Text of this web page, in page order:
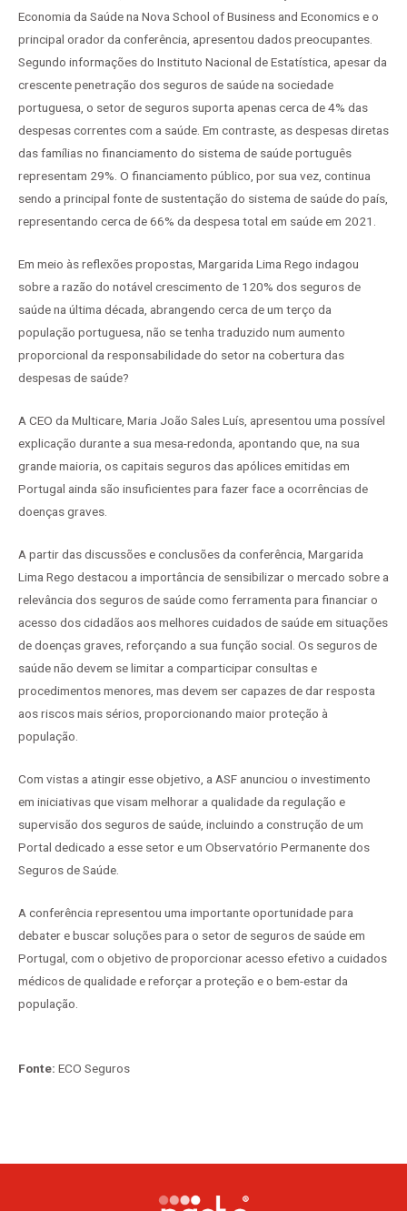
Economia da Saúde na Nova School of Business and Economics e o
principal orador da conferência, apresentou dados preocupantes.
Segundo informações do Instituto Nacional de Estatística, apesar da
crescente penetração dos seguros de saúde na sociedade
portuguesa, o setor de seguros suporta apenas cerca de 4% das
despesas correntes com a saúde. Em contraste, as despesas diretas
das famílias no financiamento do sistema de saúde português
representam 29%. O financiamento público, por sua vez, continua
sendo a principal fonte de sustentação do sistema de saúde do país,
representando cerca de 66% da despesa total em saúde em 2021.
Em meio às reflexões propostas, Margarida Lima Rego indagou
sobre a razão do notável crescimento de 120% dos seguros de
saúde na última década, abrangendo cerca de um terço da
população portuguesa, não se tenha traduzido num aumento
proporcional da responsabilidade do setor na cobertura das
despesas de saúde?
A CEO da Multicare, Maria João Sales Luís, apresentou uma possível
explicação durante a sua mesa-redonda, apontando que, na sua
grande maioria, os capitais seguros das apólices emitidas em
Portugal ainda são insuficientes para fazer face a ocorrências de
doenças graves.
A partir das discussões e conclusões da conferência, Margarida
Lima Rego destacou a importância de sensibilizar o mercado sobre a
relevância dos seguros de saúde como ferramenta para financiar o
acesso dos cidadãos aos melhores cuidados de saúde em situações
de doenças graves, reforçando a sua função social. Os seguros de
saúde não devem se limitar a comparticipar consultas e
procedimentos menores, mas devem ser capazes de dar resposta
aos riscos mais sérios, proporcionando maior proteção à
população.
Com vistas a atingir esse objetivo, a ASF anunciou o investimento
em iniciativas que visam melhorar a qualidade da regulação e
supervisão dos seguros de saúde, incluindo a construção de um
Portal dedicado a esse setor e um Observatório Permanente dos
Seguros de Saúde.
A conferência representou uma importante oportunidade para
debater e buscar soluções para o setor de seguros de saúde em
Portugal, com o objetivo de proporcionar acesso efetivo a cuidados
médicos de qualidade e reforçar a proteção e o bem-estar da
população.
Fonte: ECO Seguros